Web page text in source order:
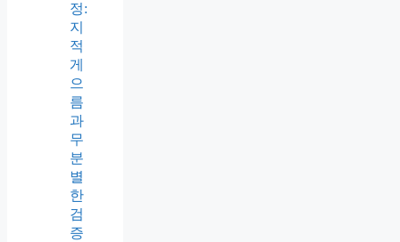
정:
지
적
게
으
름
과
무
분
별
한
검
증